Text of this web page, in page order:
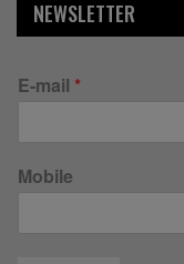
NEWSLETTER
E-mail *
Mobile